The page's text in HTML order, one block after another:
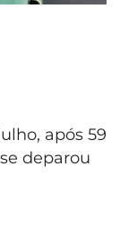
após 59
deparou